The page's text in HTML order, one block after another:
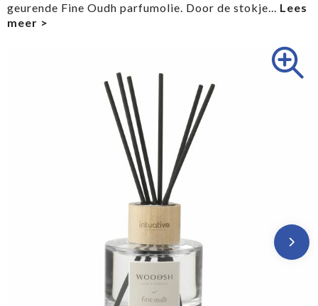
Werkkleding
geurende Fine Oudh parfumolie. Door de stokje...